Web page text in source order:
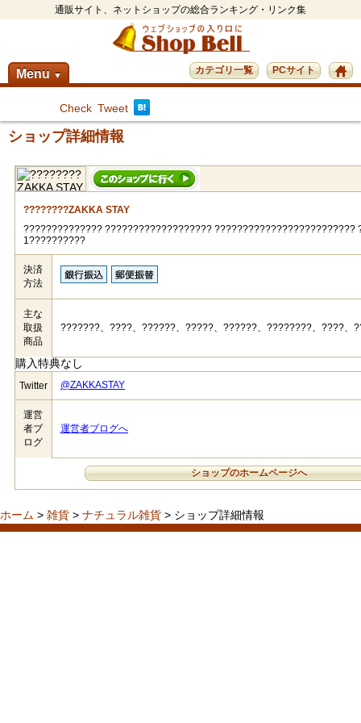
通販サイト、ネットショップの総合ランキング・リンク集
Menu ▼ PCサイト
カテゴリ一覧
Check Tweet
ショップ詳細情報
????????ZAKKA STAY
?????????????? ??????????????????? ?????????????????????????
1??????????
決済
方法
主な
取扱
商品
???????、????、??????、?????、??????、????????、????、
購入特典なし
Twitter @ZAKKASTAY
運営
者ブ
ログ
運営者ブログへ
ショップのホームページへ
ホーム > 雑貨 > ナチュラル雑貨 > ショップ詳細情報